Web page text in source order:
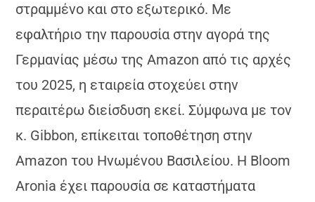
στραμμένο και στο εξωτερικό. Με
εφαλτήριο την παρουσία στην αγορά της
Γερμανίας μέσω της Amazon από τις αρχές
του 2025, η εταιρεία στοχεύει στην
περαιτέρω διείσδυση εκεί. Σύμφωνα με τον
κ. Gibbon, επίκειται τοποθέτηση στην
Amazon του Ηνωμένου Βασιλείου. Η Bloom
Aronia έχει παρουσία σε καταστήματα